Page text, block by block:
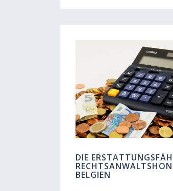
DIE
BELGIEN